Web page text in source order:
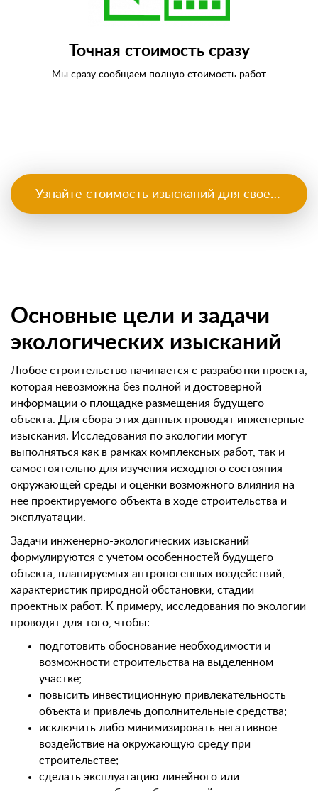
Точная стоимость сразу
Мы сразу сообщаем полную стоимость работ
Узнайте стоимость изысканий для своего объекта
Основные цели и задачи
экологических изысканий
Любое строительство начинается с разработки проекта,
которая невозможна без полной и достоверной
информации о площадке размещения будущего
объекта. Для сбора этих данных проводят инженерные
изыскания. Исследования по экологии могут
выполняться как в рамках комплексных работ, так и
самостоятельно для изучения исходного состояния
окружающей среды и оценки возможного влияния на
нее проектируемого объекта в ходе строительства и
эксплуатации.
Задачи инженерно-экологических изысканий
формулируются с учетом особенностей будущего
объекта, планируемых антропогенных воздействий,
характеристик природной обстановки, стадии
проектных работ. К примеру, исследования по экологии
проводят для того, чтобы:
подготовить обоснование необходимости и
возможности строительства на выделенном
участке;
повысить инвестиционную привлекательность
объекта и привлечь дополнительные средства;
исключить либо минимизировать негативное
воздействие на окружающую среду при
строительстве;
сделать эксплуатацию линейного или